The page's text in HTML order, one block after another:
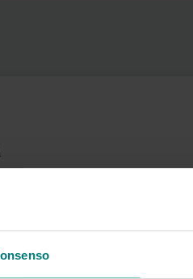
con accreditamento ECM